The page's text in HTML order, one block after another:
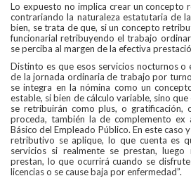
Lo expuesto no implica crear un concepto
contrariando la naturaleza estatutaria de
bien, se trata de que, si un concepto
funcionarial retribuyendo el trabajo
se perciba al margen de la efectiva
Distinto es que esos servicios nocturnos o
de la jornada ordinaria de trabajo por
se integra en la nómina como un
estable, si bien de cálculo variable, sino
se retribuirán como plus, o gratificación,
proceda, también la de complemento
Básico del Empleado Público. En este caso
retributivo se aplique, lo que cuenta es
servicios si realmente se prestan,
prestan, lo que ocurrirá cuando se
licencias o se cause baja por enfermedad”.